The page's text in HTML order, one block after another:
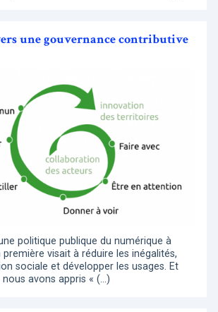
une gouvernance contributive
politique publique du numérique à
première visait à réduire les inégalités,
sociale et développer les usages. Et
avons appris « (…)